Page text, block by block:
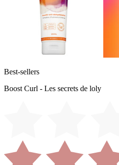
Best-sellers
Boost Curl - Les secrets de loly